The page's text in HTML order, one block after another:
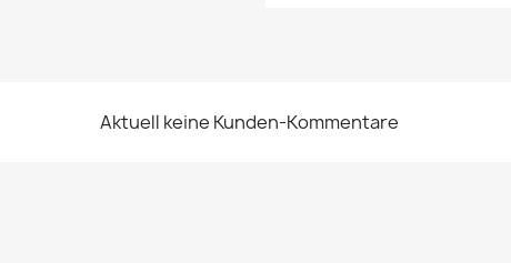
Aktuell keine Kunden-Kommentare